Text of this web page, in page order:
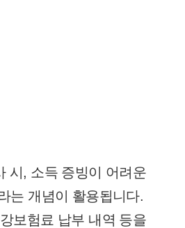
시, 소득 증빙이 어려운
는 개념이 활용됩니다.
보험료 납부 내역 등을